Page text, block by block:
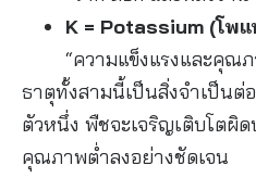
🍉 ระยะติดผล
ความสำคัญของ N-P-
N-P-K กับดิน: ความ
ข้าม
สรุป: N-P-K คือหัวใจ
K = Potassium (โพแ
“ความแข็งแรงและคุณ
ธาตุทั้งสามนี้เป็นสิ่งจำเป็น
ตัวหนึ่ง พืชจะเจริญเติบโตผิ
คุณภาพต่ำลงอย่างชัดเจน